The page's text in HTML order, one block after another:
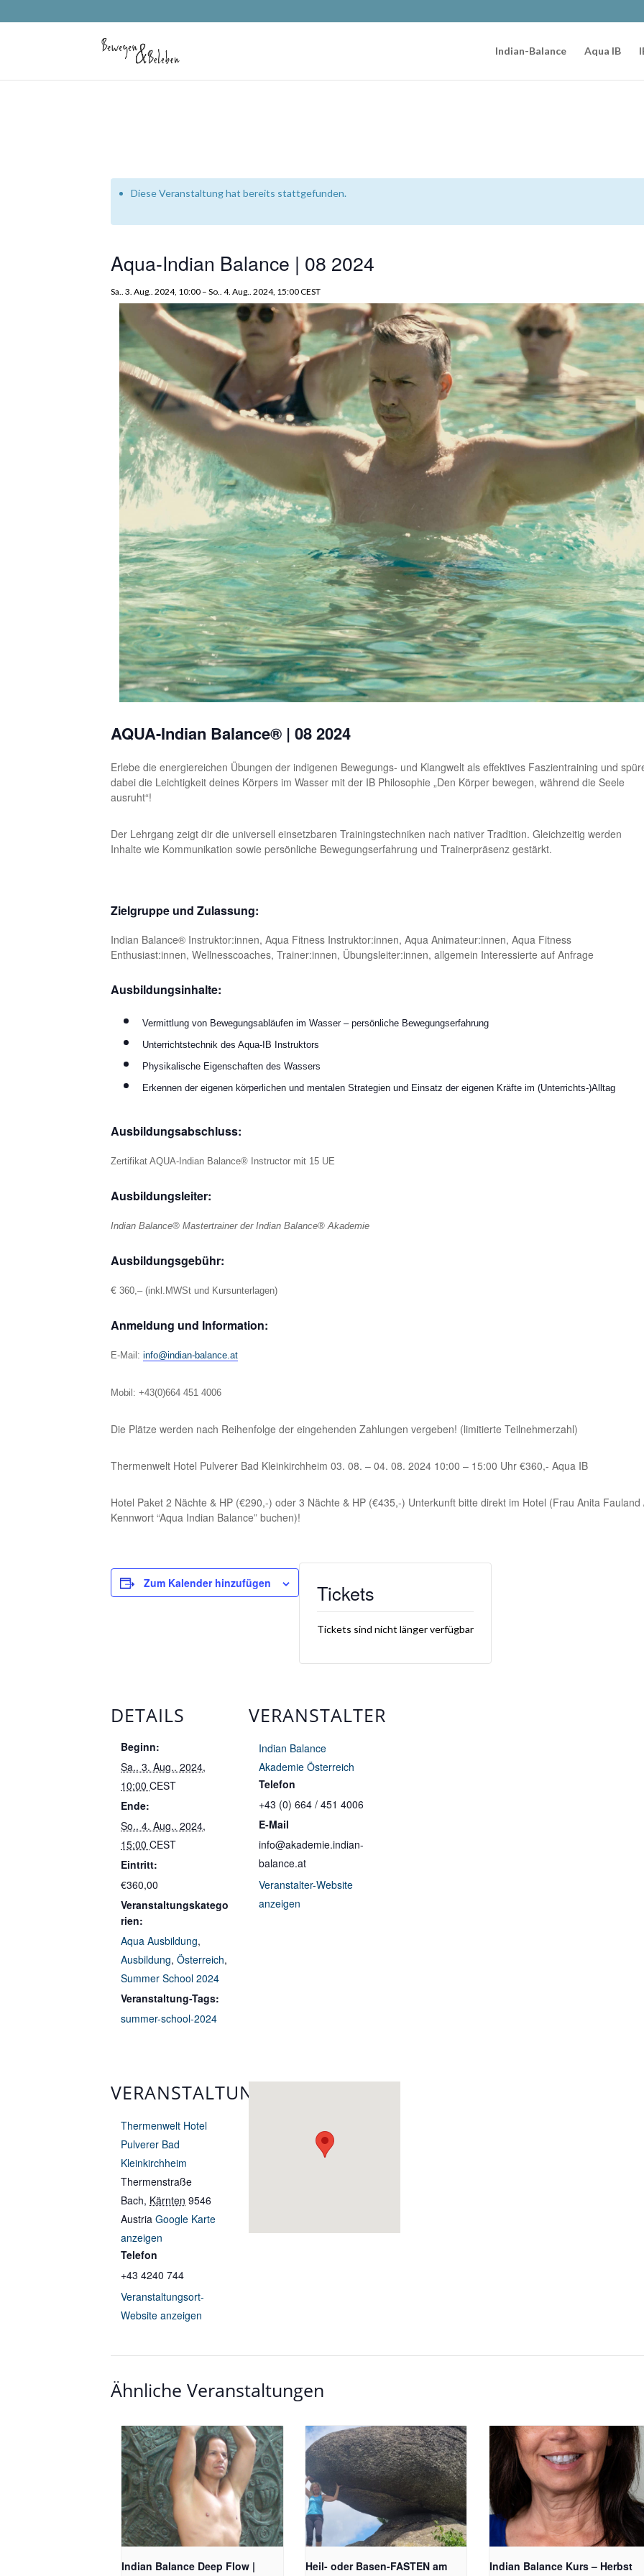
Indian-Balance Aqua IB
Diese Veranstaltung hat bereits stattgefunden.
Aqua-Indian Balance | 08 2024
Sa.. 3. Aug.. 2024, 10:00 –So.. 4. Aug.. 2024, 15:00CEST
AQUA-Indian Balance® | 08 2024
Erlebe die energiereichen Übungen der indigenen Bewegungs- und Klangwelt als effektives Faszientraining und
dabei die Leichtigkeit deines Körpers im Wasser mit der IB Philosophie „Den Körper bewegen, während die Seele
ausruht“!
Der Lehrgang zeigt dir die universell einsetzbaren Trainingstechniken nach nativer Tradition. Gleichzeitig werden
Inhalte wie Kommunikation sowie persönliche Bewegungserfahrung und Trainerpräsenz gestärkt.
Zielgruppe und Zulassung:
Indian Balance® Instruktor:innen, Aqua Fitness Instruktor:innen, Aqua Animateur:innen, Aqua Fitness
Enthusiast:innen, Wellnesscoaches, Trainer:innen, Übungsleiter:innen, allgemein Interessierte auf Anfrage
Ausbildungsinhalte:
Vermittlung von Bewegungsabläufen im Wasser – persönliche Bewegungserfahrung
Unterrichtstechnik des Aqua-IB Instruktors
Physikalische Eigenschaften des Wassers
Erkennen der eigenen körperlichen und mentalen Strategien und Einsatz der eigenen Kräfte im (Unterrichts-)Alltag
Ausbildungsabschluss:
Zertifikat AQUA-Indian Balance® Instructor mit 15 UE
Ausbildungsleiter:
Indian Balance® Mastertrainer der Indian Balance® Akademie
Ausbildungsgebühr:
€360,– (inkl.MWSt und Kursunterlagen)
Anmeldung und Information:
E-Mail:info@indian-balance.at
Mobil: +43(0)664 451 4006
Die Plätze werden nach Reihenfolge der eingehenden Zahlungen vergeben! (limitierte Teilnehmerzahl)
Thermenwelt Hotel Pulverer Bad Kleinkirchheim 03. 08. – 04. 08. 2024 10:00 – 15:00 Uhr €360,- Aqua IB
Hotel Paket 2 Nächte & HP (€290,-) oder 3 Nächte & HP (€435,-) Unterkunft bitte direkt im Hotel (Frau Anita Fauland
Kennwort “Aqua Indian Balance” buchen)!
Zum Kalender hinzufügen Tickets
Tickets sind nicht länger verfügbar
DETAILS
Beginn:
Sa.. 3. Aug.. 2024,
10:00CEST
Ende:
So.. 4. Aug.. 2024,
15:00CEST
Eintritt:
€360,00
Veranstaltungskatego
rien:
Aqua Ausbildung,
Ausbildung,Österreich,
Summer School 2024
Veranstaltung-Tags:
summer-school-2024
VERANSTALTER
Indian Balance
Akademie Österreich
Telefon
+43 (0) 664 / 451 4006
E-Mail
info@akademie.indian-
balance.at
Veranstalter-Website
anzeigen
VERANSTALTUNGSORT
Thermenwelt Hotel
Pulverer Bad
Kleinkirchheim
Thermenstraße
Bach, Kärnten 9546
Austria Google Karte
anzeigen
Telefon
+43 4240 744
Veranstaltungsort-
Website anzeigen
Ähnliche Veranstaltungen
Indian Balance Deep Flow |
Heil- oder Basen-FASTEN am
Indian Balance Kurs – Herbst